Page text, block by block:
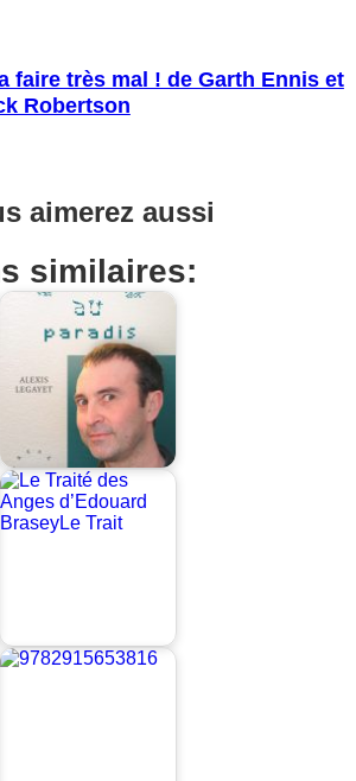
faire très mal ! de Garth Ennis et
Robertson
aimerez aussi
similaires: